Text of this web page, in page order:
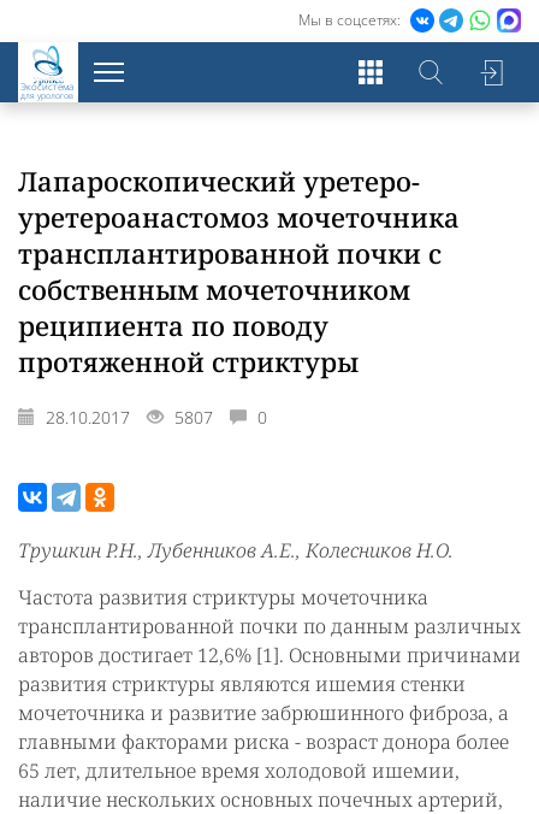
Мы в соцсетях:
Экосистема
для урологов
Лапароскопический уретеро-
уретероанастомоз мочеточника
трансплантированной почки с
собственным мочеточником
реципиента по поводу
протяженной стриктуры
28.10.2017 5807 0
Трушкин Р.Н., Лубенников А.Е., Колесников Н.О.
Частота развития стриктуры мочеточника
трансплантированной почки по данным различных
авторов достигает 12,6% [1]. Основными причинами
развития стриктуры являются ишемия стенки
мочеточника и развитие забрюшинного фиброза, а
главными факторами риска - возраст донора более
65 лет, длительное время холодовой ишемии,
наличие нескольких основных почечных артерий,